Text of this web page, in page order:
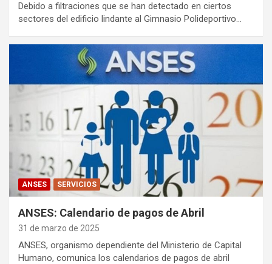
Debido a filtraciones que se han detectado en ciertos
sectores del edificio lindante al Gimnasio Polideportivo…
ANSES SERVICIOS
ANSES: Calendario de pagos de Abril
31 de marzo de 2025
ANSES, organismo dependiente del Ministerio de Capital
Humano, comunica los calendarios de pagos de abril